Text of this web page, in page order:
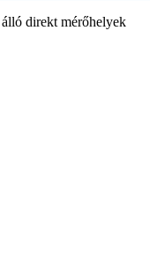
álló direkt mérőhelyek